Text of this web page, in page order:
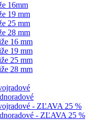
16mm
19 mm
25 mm
28 mm
16 mm
19 mm
25 mm
28 mm
- ZĽAVA 25 %
- ZĽAVA 25 %